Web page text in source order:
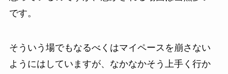
です。
そういう場でもなるべくはマイペースを崩さない
ようにはしていますが、なかなかそう上手く行か